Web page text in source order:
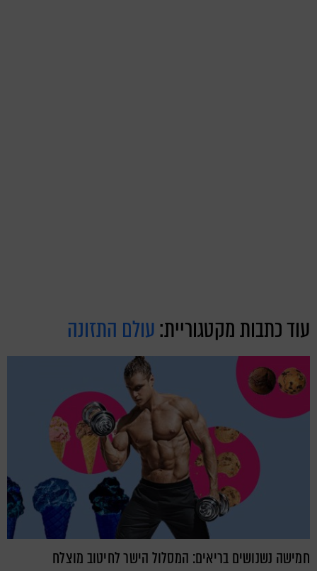
עוד כתבות מקטגוריית:עולם התזונה
חמישה נשנושים בריאים: המסלול הישר לחיטוב מוצלח